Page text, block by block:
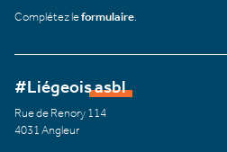
Complétez leformulaire
#Liégeois asbl
Rue de Renory 114
4031 Angleur